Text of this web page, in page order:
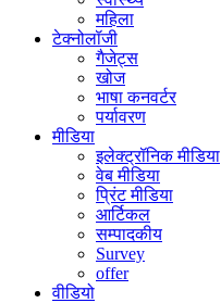
महिला
टेक्नोलॉजी
गैजेट्स
खोज
भाषा कनवर्टर
पर्यावरण
मीडिया
इलेक्ट्रॉनिक मीडिया
वेब मीडिया
प्रिंट मीडिया
आर्टिकल
सम्पादकीय
Survey
offer
वीडियो